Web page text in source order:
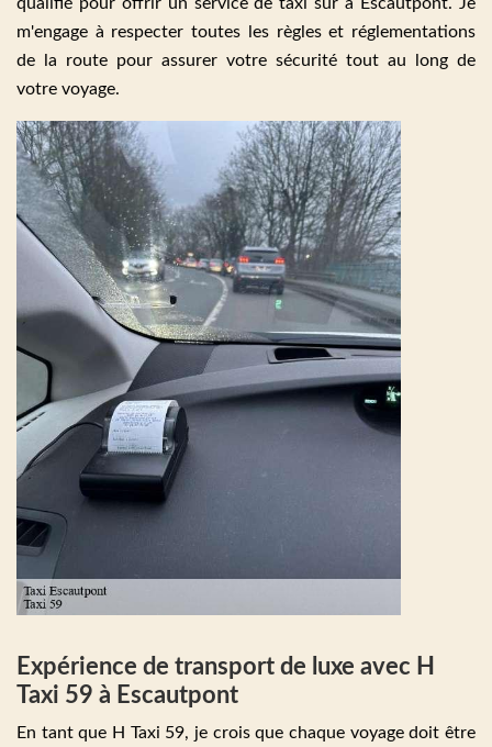
m'engage à respecter toutes les règles et réglementations
de la route pour assurer votre sécurité tout au long de
votre voyage.
Expérience de transport de luxe avec H
Taxi 59 à Escautpont
En tant que H Taxi 59, je crois que chaque voyage doit être